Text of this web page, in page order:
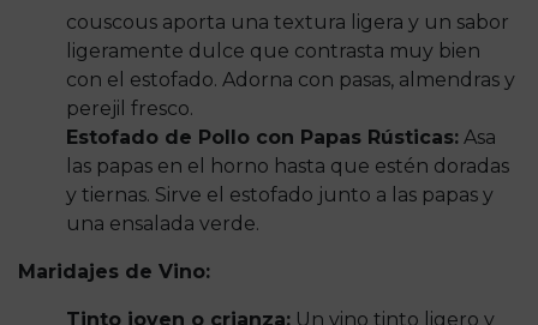
couscous aporta una textura ligera y un sabor
ligeramente dulce que contrasta muy bien
con el estofado. Adorna con pasas, almendras y
perejil fresco.
Estofado de Pollo con Papas Rústicas: Asa
las papas en el horno hasta que estén doradas
y tiernas. Sirve el estofado junto a las papas y
una ensalada verde.
Maridajes de Vino:
Tinto joven o crianza: Un vino tinto ligero y